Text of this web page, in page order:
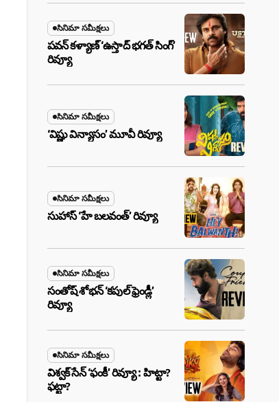
సినిమా సమీక్షలు
పవన్ కళ్యాణ్ ‘ఉస్తాద్ భ‌గ‌త్ సింగ్’
రివ్యూ
సినిమా సమీక్షలు
‘విష్ణు విన్యాసం’ మూవీ రివ్యూ
సినిమా సమీక్షలు
సుహాస్ ‘హే బలవంత్’ రివ్యూ
సినిమా సమీక్షలు
సంతోష్ శోభన్ ‘కపుల్ ఫ్రెండ్లీ’
రివ్యూ
సినిమా సమీక్షలు
విశ్వక్ సేన్ ‘ఫంకీ’ రివ్యూ : హిట్టా?
ఫట్టా?